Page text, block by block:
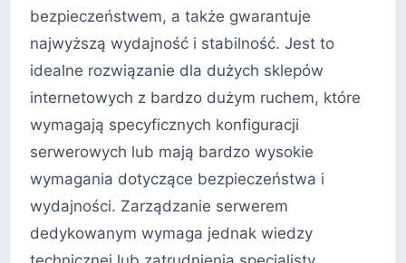
bezpieczeństwem, a także gwarantuje
najwyższą wydajność i stabilność. Jest to
idealne rozwiązanie dla dużych sklepów
internetowych z bardzo dużym ruchem, które
wymagają specyficznych konfiguracji
serwerowych lub mają bardzo wysokie
wymagania dotyczące bezpieczeństwa i
wydajności. Zarządzanie serwerem
dedykowanym wymaga jednak wiedzy